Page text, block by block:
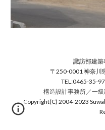
諏訪部建築
〒250-0001 神奈川
TEL:0465-35-
構造設計事務所／一
Copyright(C) 2004-2023